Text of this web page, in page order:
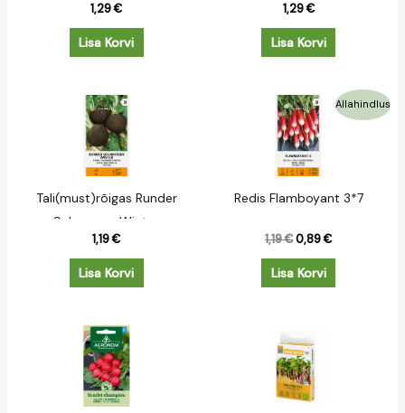
1,29€
Lisa Korvi
1,29€
Lisa Korvi
Tali(must)rõigas Runder
Schwarzer Winter
1,19€
Lisa Korvi
Allahindlus
Redis Flamboyant 3*7
1,19€
Algne
hind
oli:
1,19 €.
0,89€
Praegune
hind
Lisa Korvi